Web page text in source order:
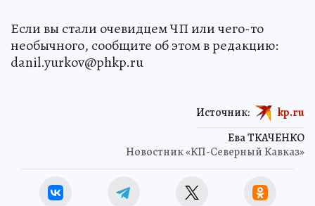
Если вы стали очевидцем ЧП или чего-то
необычного, сообщите об этом в редакцию:
danil.yurkov@phkp.ru
Ева ТКАЧЕНКО
Новостник «КП-Северный Кавказ»
Источник: kp.ru